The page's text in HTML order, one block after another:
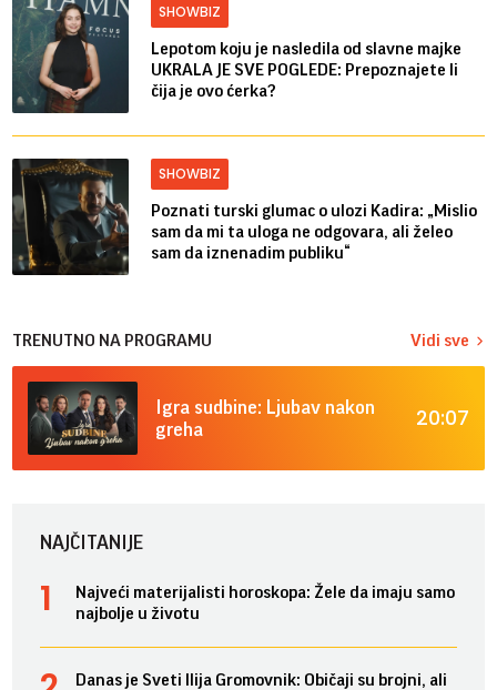
SHOWBIZ
Lepotom koju je nasledila od slavne majke
UKRALA JE SVE POGLEDE: Prepoznajete li
čija je ovo ćerka?
SHOWBIZ
Poznati turski glumac o ulozi Kadira: „Mislio
sam da mi ta uloga ne odgovara, ali želeo
sam da iznenadim publiku“
TRENUTNO NA PROGRAMU Vidi sve
Igra sudbine: Ljubav nakon
greha
20:07
NAJČITANIJE
Najveći materijalisti horoskopa: Žele da imaju samo
najbolje u životu
Danas je Sveti Ilija Gromovnik: Običaji su brojni, ali